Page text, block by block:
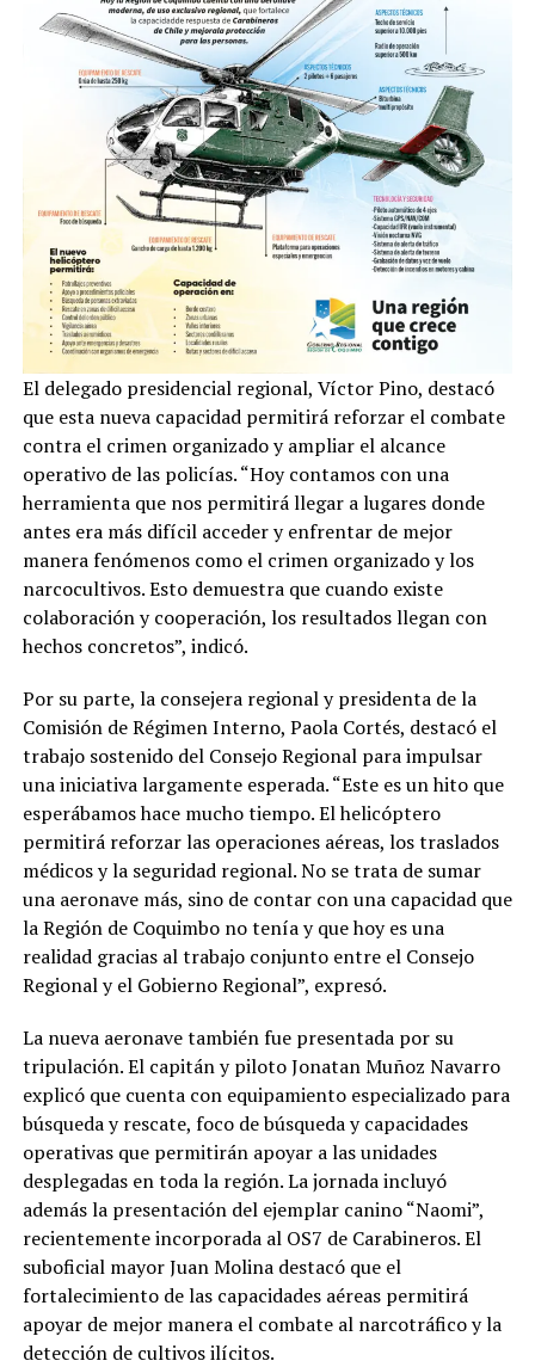
El delegado presidencial regional, Víctor Pino, destacó
que esta nueva capacidad permitirá reforzar el combate
contra el crimen organizado y ampliar el alcance
operativo de las policías. “Hoy contamos con una
herramienta que nos permitirá llegar a lugares donde
antes era más difícil acceder y enfrentar de mejor
manera fenómenos como el crimen organizado y los
narcocultivos. Esto demuestra que cuando existe
colaboración y cooperación, los resultados llegan con
hechos concretos”, indicó.
Por su parte, la consejera regional y presidenta de la
Comisión de Régimen Interno, Paola Cortés, destacó el
trabajo sostenido del Consejo Regional para impulsar
una iniciativa largamente esperada. “Este es un hito que
esperábamos hace mucho tiempo. El helicóptero
permitirá reforzar las operaciones aéreas, los traslados
médicos y la seguridad regional. No se trata de sumar
una aeronave más, sino de contar con una capacidad que
la Región de Coquimbo no tenía y que hoy es una
realidad gracias al trabajo conjunto entre el Consejo
Regional y el Gobierno Regional”, expresó.
La nueva aeronave también fue presentada por su
tripulación. El capitán y piloto Jonatan Muñoz Navarro
explicó que cuenta con equipamiento especializado para
búsqueda y rescate, foco de búsqueda y capacidades
operativas que permitirán apoyar a las unidades
desplegadas en toda la región. La jornada incluyó
además la presentación del ejemplar canino “Naomi”,
recientemente incorporada al OS7 de Carabineros. El
suboficial mayor Juan Molina destacó que el
fortalecimiento de las capacidades aéreas permitirá
apoyar de mejor manera el combate al narcotráfico y la
detección de cultivos ilícitos.